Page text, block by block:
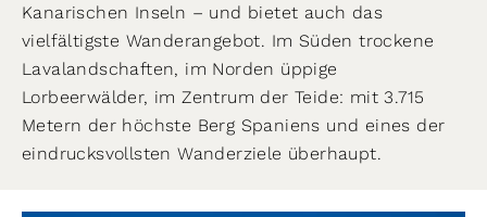
Kanarischen Inseln – und bietet auch das
vielfältigste Wanderangebot. Im Süden trockene
Lavalandschaften, im Norden üppige
Lorbeerwälder, im Zentrum der Teide: mit 3.715
Metern der höchste Berg Spaniens und eines der
eindrucksvollsten Wanderziele überhaupt.